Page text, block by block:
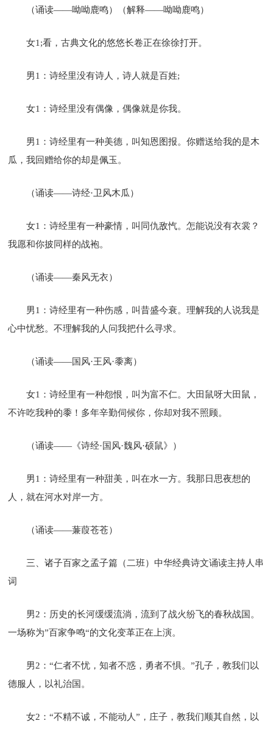
（诵读——呦呦鹿鸣）（解释——呦呦鹿鸣）
女1;看，古典文化的悠悠长卷正在徐徐打开。
男1：诗经里没有诗人，诗人就是百姓;
女1：诗经里没有偶像，偶像就是你我。
男1：诗经里有一种美德，叫知恩图报。你赠送给我的是木
瓜，我回赠给你的却是佩玉。
（诵读——诗经·卫风木瓜）
女1：诗经里有一种豪情，叫同仇敌忾。怎能说没有衣裳？
我愿和你披同样的战袍。
（诵读——秦风无衣）
男1：诗经里有一种伤感，叫昔盛今衰。理解我的人说我是
心中忧愁。不理解我的人问我把什么寻求。
（诵读——国风·王风·黍离）
女1：诗经里有一种怨恨，叫为富不仁。大田鼠呀大田鼠，
不许吃我种的黍！多年辛勤伺候你，你却对我不照顾。
（诵读——《诗经·国风·魏风·硕鼠》）
男1：诗经里有一种甜美，叫在水一方。我那日思夜想的
人，就在河水对岸一方。
（诵读——蒹葭苍苍）
三、诸子百家之孟子篇（二班）中华经典诗文诵读主持人串
词
男2：历史的长河缓缓流淌，流到了战火纷飞的春秋战国。
一场称为”百家争鸣“的文化变革正在上演。
男2：“仁者不忧，知者不惑，勇者不惧。”孔子，教我们以
德服人，以礼治国。
女2：“不精不诚，不能动人”，庄子，教我们顺其自然，以